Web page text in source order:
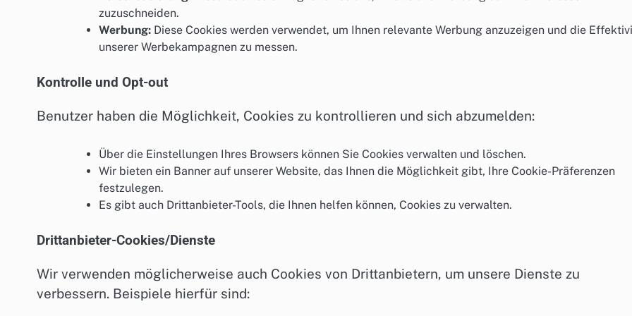
zuzuschneiden.
Werbung: Diese Cookies werden verwendet, um Ihnen relevante Werbung anzuzeigen und die
unserer Werbekampagnen zu messen.
Kontrolle und Opt-out
Benutzer haben die Möglichkeit, Cookies zu kontrollieren und sich abzumelden:
Über die Einstellungen Ihres Browsers können Sie Cookies verwalten und löschen.
Wir bieten ein Banner auf unserer Website, das Ihnen die Möglichkeit gibt, Ihre Cookie-Präferenzen
festzulegen.
Es gibt auch Drittanbieter-Tools, die Ihnen helfen können, Cookies zu verwalten.
Drittanbieter-Cookies/Dienste
Wir verwenden möglicherweise auch Cookies von Drittanbietern, um unsere Dienste zu
verbessern. Beispiele hierfür sind: